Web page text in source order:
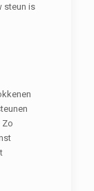
steun is
Zo